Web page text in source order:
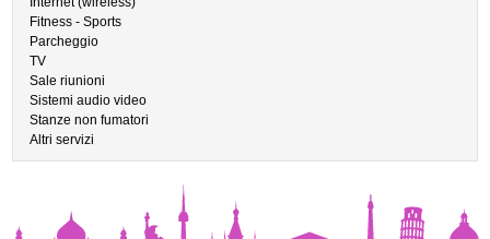
Fitness - Sports
Parcheggio
TV
Sale riunioni
Sistemi audio video
Stanze non fumatori
Altri servizi